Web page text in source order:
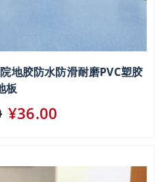
地胶防水防滑耐磨PVC塑胶
板
¥36.00